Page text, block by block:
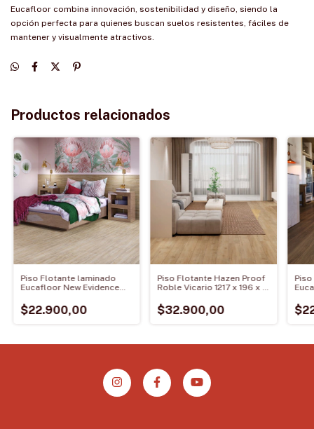
Eucafloor combina innovación, sostenibilidad y diseño, siendo la
opción perfecta para quienes buscan suelos resistentes, fáciles de
mantener y visualmente atractivos.
Productos relacionados
Piso Flotante laminado
Eucafloor New Evidence
mm de espesor
$22.900,00
Piso Flotante Hazen Proof
Roble Vicario 1217 x 196 x 8
$32.900,00
mm